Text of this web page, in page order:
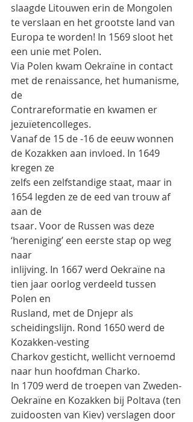
slaagde Litouwen erin de Mongolen
te verslaan en het grootste land van
Europa te worden! In 1569 sloot het
een unie met Polen.
Via Polen kwam Oekraïne in contact
met de renaissance, het humanisme,
de
Contrareformatie en kwamen er
jezuïetencolleges.
Vanaf de 15 de -16 de eeuw wonnen
de Kozakken aan invloed. In 1649
kregen ze
zelfs een zelfstandige staat, maar in
1654 legden ze de eed van trouw af
aan de
tsaar. Voor de Russen was deze
‘hereniging’ een eerste stap op weg
naar
inlijving. In 1667 werd Oekraïne na
tien jaar oorlog verdeeld tussen
Polen en
Rusland, met de Dnjepr als
scheidingslijn. Rond 1650 werd de
Kozakken-vesting
Charkov gesticht, wellicht vernoemd
naar hun hoofdman Charko.
In 1709 werd de troepen van Zweden-
Oekraïne en Kozakken bij Poltava (ten
zuidoosten van Kiev) verslagen door